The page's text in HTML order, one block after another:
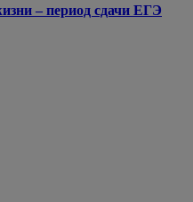
– период сдачи ЕГЭ